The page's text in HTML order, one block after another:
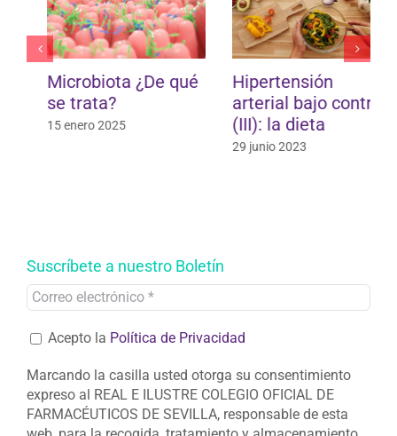
Hipertensión
arterial bajo control
(III): la dieta
¿Son saludables el
desayuno y la
merienda que les
das a tus hijos?
Suscríbete a nuestro Boletín
Marcando la casilla usted otorga su consentimiento
expreso al REAL E ILUSTRE COLEGIO OFICIAL DE
FARMACÉUTICOS DE SEVILLA, responsable de esta